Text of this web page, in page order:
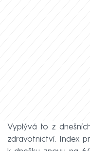
Vyplývá to z
zdravotnictví. Index